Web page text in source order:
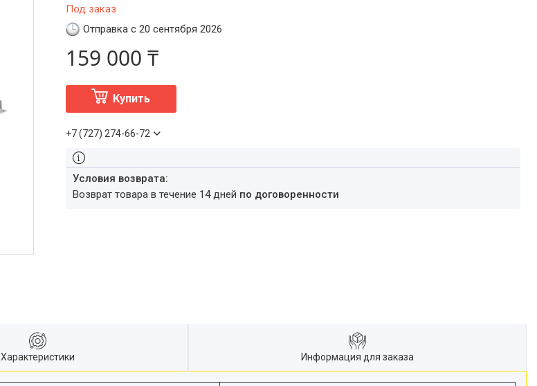
Под заказ
Отправка с 20 сентября 2026
159 000 ₸
Купить
+7 (727) 274-66-72
возврат товара в течение 14 дней по договоренности
Характеристики Информация для заказа